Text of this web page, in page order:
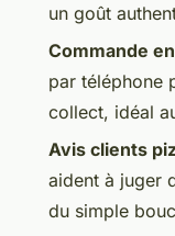
un goût
Commande
par téléphone
collect, idéal
Avis clients
aident à juger
du simple